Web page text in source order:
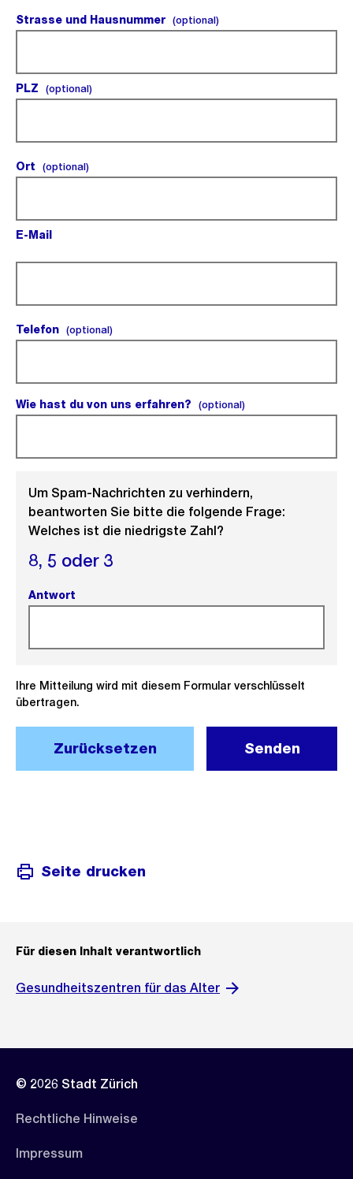
Strasse und Hausnummer (optional)(optional).
PLZ (optional)(optional).
Ort (optional)(optional).
E-Mail
Telefon (optional)(optional).
Wie hast du von uns erfahren? (optional)(optional).
Um Spam-Nachrichten zu verhindern,
beantworten Sie bitte die folgende Frage:
Welches ist die niedrigste Zahl?
8, 5 oder 3
Antwort
Ihre Mitteilung wird mit diesem Formular verschlüsselt
übertragen.
Zurücksetzen Senden
Seite drucken
Für diesen Inhalt verantwortlich
Gesundheitszentren für das Alter
© 2026 Stadt Zürich
Rechtliche Hinweise
Impressum